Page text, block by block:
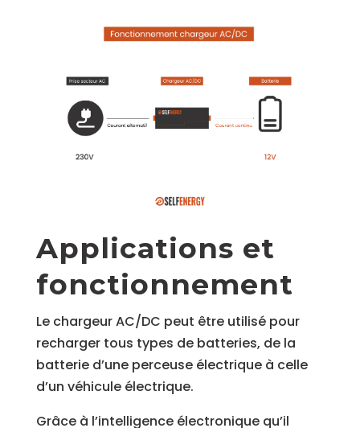
Applications et
fonctionnement
Le chargeur AC/DC peut être utilisé pour
recharger tous types de batteries, de la
batterie d’une perceuse électrique à celle
d’un véhicule électrique.
Grâce à l’intelligence électronique qu’il